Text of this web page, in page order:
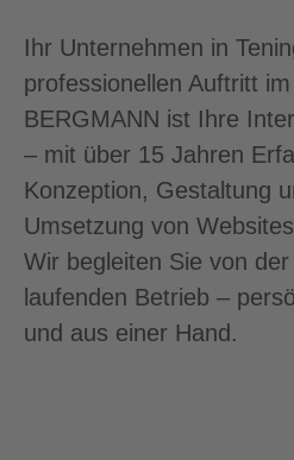
Ihr Unternehmen in
professionellen Auftritt
BERGMANN ist Ihre
– mit über 15 Jahren
Konzeption, Gestaltung
Umsetzung von
Wir begleiten Sie von
laufenden Betrieb –
und aus einer Hand.